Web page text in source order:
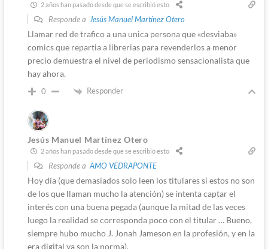
2 años han pasado desde que se escribió esto
Responde a Jesús Manuel Martínez Otero
Llamar red de trafico a una unica persona que «desviaba»
comics que repartia a librerias para revenderlos a menor
precio demuestra el nivel de periodismo sensacionalista que
hay ahora.
0 Responder
Jesús Manuel Martínez Otero
2 años han pasado desde que se escribió esto
Responde a AMO VEDRAPONTE
Hoy día (que demasiados solo leen los titulares si estos no son
de los que llaman mucho la atención) se intenta captar el
interés con una buena pegada (aunque la mitad de las veces
luego la realidad se corresponda poco con el titular … Bueno,
siempre hubo mucho J. Jonah Jameson en la profesión, y en la
era digital ya son la norma).